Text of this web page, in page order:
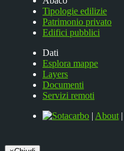
Tipologie edilizie
Patrimonio privato
Edifici pubblici
Dati
Esplora mappe
Layers
Documenti
Servizi remoti
| About |